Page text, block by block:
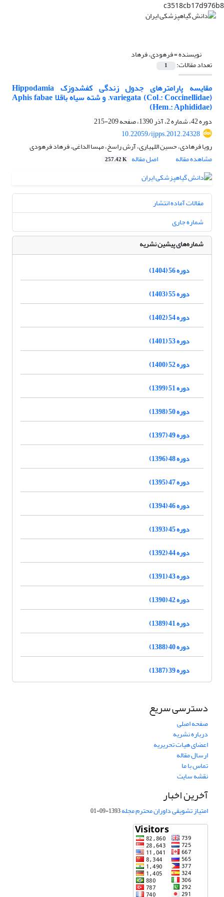
c3518cb17d976b8
نویسنده =فرهودی، فرهاد
تعداد مقالات: 1
مقایسه پارامترهای جدول زندگی کفشدوزک Hippodamia
variegata (Col.: Coccinellidae). و شته سیاه باقلا Aphis fabae
(Hem.: Aphididae)
دوره 42، شماره 2، آذر 1390، صفحه
209-215
10.22059/ijpps.2012.24328
رویا فرهادی، حسین اللهیاری، آرش راسخ، مهسا الداغی، فرهاد فرهودی
مشاهده مقاله
اصل مقاله 257.42 K
مقالات آماده انتشار
شماره جاری
شماره‌های پیشین نشریه
دوره 56 (1404)
دوره 55 (1403)
دوره 54 (1402)
دوره 53 (1401)
دوره 52 (1400)
دوره 51 (1399)
دوره 50 (1398)
دوره 49 (1397)
دوره 48 (1396)
دوره 47 (1395)
دوره 46 (1394)
دوره 45 (1393)
دوره 44 (1392)
دوره 43 (1391)
دوره 42 (1390)
دوره 41 (1389)
دوره 40 (1388)
دوره 39 (1387)
دسترسی سریع
صفحه اصلی
درباره نشریه
اعضای هیات تحریریه
ارسال مقاله
تماس با ما
نقشه سایت
آخرین اخبار
امتیاز تشویقی داوران محترم مجله1393-09-01